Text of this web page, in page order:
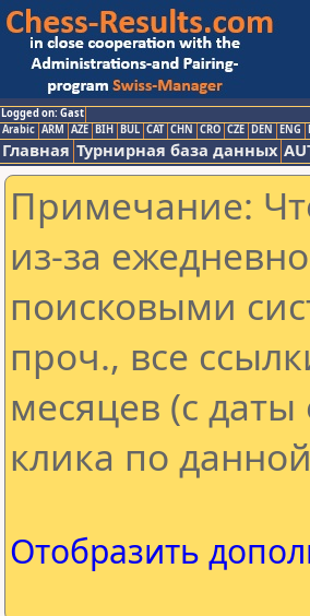
Logged on: Gast
Arabic ARM AZE BIH BUL CAT CHN CRO CZE DEN ENG
Главная Турнирная база данных
Примечание:
из-за
поисковыми
проч., все
месяцев (с
клика по
Отобразить